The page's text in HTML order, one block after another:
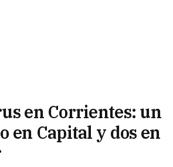
en Corrientes: un
en Capital y dos en